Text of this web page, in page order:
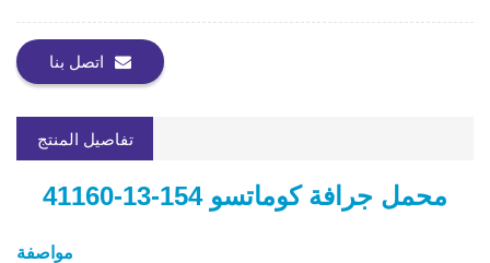
اتصل بنا
تفاصيل المنتج
محمل جرافة كوماتسو 154-13-41160
مواصفة